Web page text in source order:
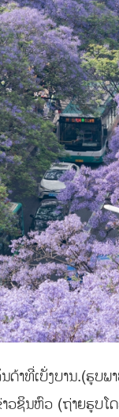
ດ້າທີ່ເບັ່ງບານ.(ຮູບພ
ວຊິນຫົວ (ຖ່າຍຮູບໂ